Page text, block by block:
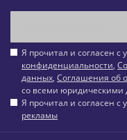
Я прочитал и согласен с
конфиденциальности,
данных, Соглашения об
со всеми
Я прочитал и согласен с
рекламы